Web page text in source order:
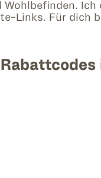
Wohlbefinden.
Links. Für dich